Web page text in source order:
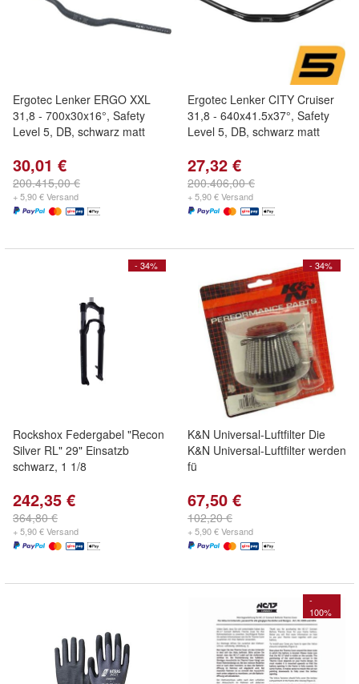
Ergotec Lenker ERGO XXL
31,8 - 700x30x16°, Safety
Level 5, DB, schwarz matt
30,01 €
200.415,00 €
+ 5,90 € Versand
Ergotec Lenker CITY Cruiser
31,8 - 640x41.5x37°, Safety
Level 5, DB, schwarz matt
27,32 €
200.406,00 €
+ 5,90 € Versand
- 34%
Rockshox Federgabel "Recon
Silver RL" 29" Einsatzb
schwarz, 1 1/8
242,35 €
364,80 €
+ 5,90 € Versand
- 34%
K&N Universal-Luftfilter Die
K&N Universal-Luftfilter werden
fü
67,50 €
102,20 €
+ 5,90 € Versand
-
100%